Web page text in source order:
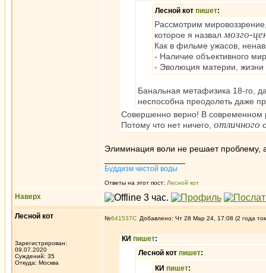
Лесной кот пишет:
Рассмотрим
которое я назвалмозго-
Как в фильме ужасов,
- Наличие объективного
- Эволюция материи, жизни
Банальная метафизика 18-го,
неспособна преодолеть даже
Совершенно верно! В современном
Потому что нет ничего, отличного
Элиминация воли не решает проблему,
Буддизм чистой воды
Ответы на этот пост: Лесной кот
Наверх
Лесной кот
Зарегистрирован:
09.07.2020
Суждений: 35
Откуда: Москва
№641537 Добавлено: Чт 28 Мар 24, 17:08 (2 года
КИ пишет:
Лесной кот пишет:
КИ пишет: